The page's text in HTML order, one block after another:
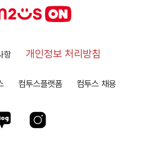
항 개인정보 처리방침
컴투스플랫폼 컴투스 채용